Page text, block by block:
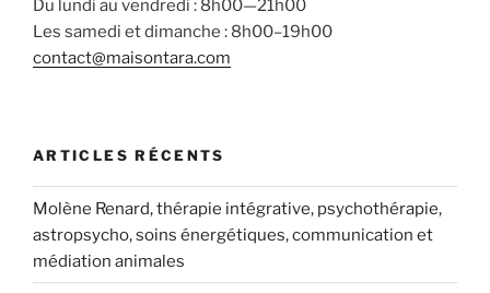
Du lundi au vendredi : 8h00—21h00
Les samedi et dimanche : 8h00–19h00
contact@maisontara.com
ARTICLES RÉCENTS
Molène Renard, thérapie intégrative, psychothérapie,
astropsycho, soins énergétiques, communication et
médiation animales